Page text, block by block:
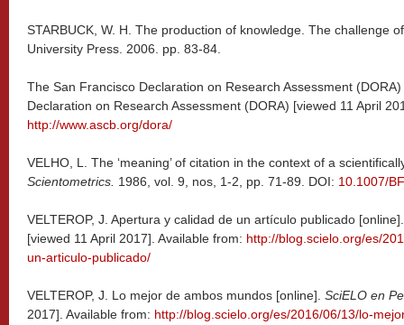
STARBUCK, W. H. The production of knowledge. The challenge
University Press. 2006. pp. 83-84.
The San Francisco Declaration on Research Assessment
Declaration on Research Assessment (DORA) [viewed 11 April
http://www.ascb.org/dora/
VELHO, L. The ‘meaning’ of citation in the context of a
Scientometrics. 1986, vol. 9, nos, 1-2, pp. 71-89. DOI: 10.1007/
VELTEROP, J. Apertura y calidad de un artículo publicado
[viewed 11 April 2017]. Available from: http://blog.scielo.org/es/
un-articulo-publicado/
VELTEROP, J. Lo mejor de ambos mundos [online]. SciELO en
2017]. Available from: http://blog.scielo.org/es/2016/06/13/lo-